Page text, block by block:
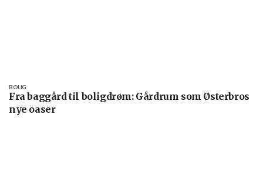
Fra baggård til boligdrøm: Gårdrum som Østerbros
nye oaser
BOLIG